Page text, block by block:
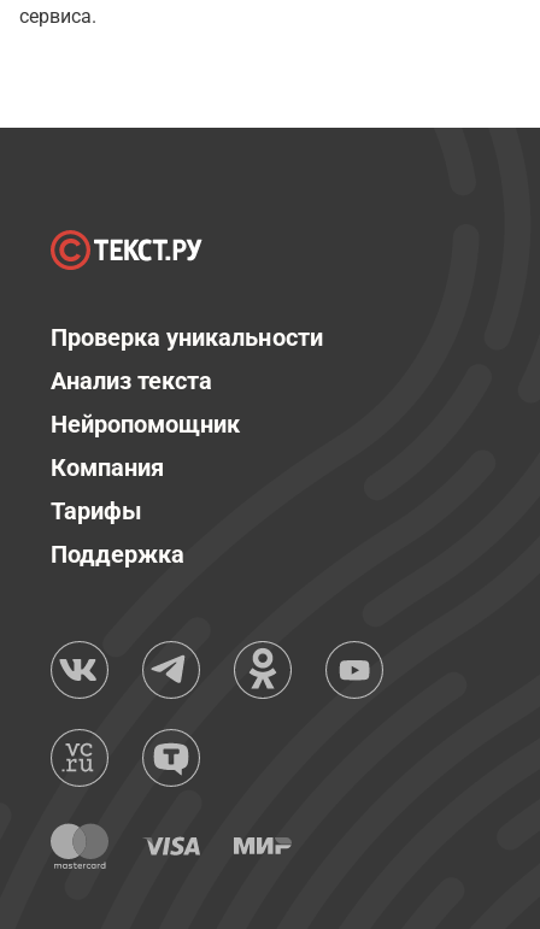
сервиса.
Проверка уникальности
Анализ текста
Нейропомощник
Компания
Тарифы
Поддержка